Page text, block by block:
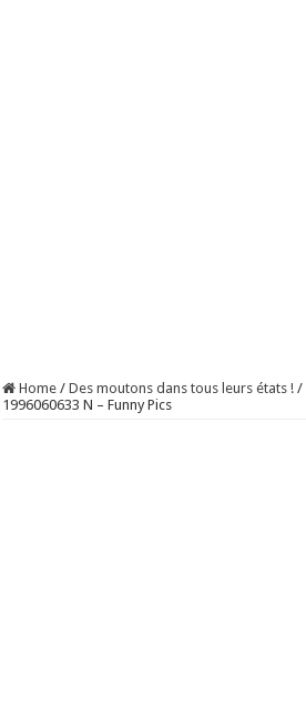
Home / Des moutons dans tous leurs états ! /
1996060633 N – Funny Pics